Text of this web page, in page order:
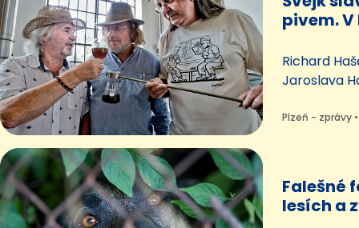
pivem. V
Richard
Jaroslava
Oba jsou
čítá 27
Vrcholem
Plzeň - zprávy
Falešné
lesích a